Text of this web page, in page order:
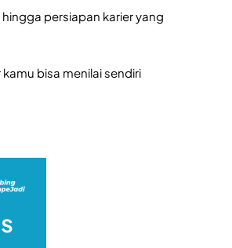
persiapan karier yang
bisa menilai sendiri